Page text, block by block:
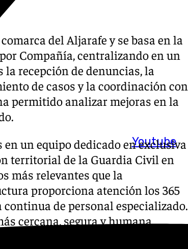
Youtube
del Aljarafe y se basa en la
Compañía, centralizando en un
la recepción de denuncias, la
de casos y la coordinación con
permitido analizar mejoras en la
en un equipo dedicado en exclusiva
territorial de la Guardia Civil en
más relevantes que la
proporciona atención los 365
continua de personal especializado.
cercana, segura y humana,
produzca la denuncia.